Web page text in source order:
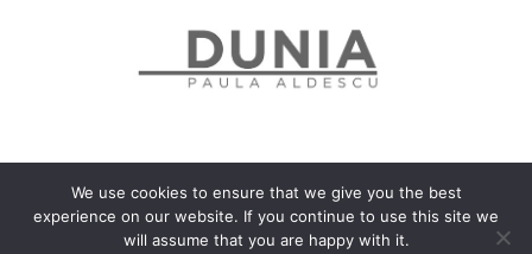
Politica de confidențialitate Politică privind fișierele cookies
We use cookies to ensure that we give you the best
experience on our website. If you continue to use this site we
will assume that you are happy with it.